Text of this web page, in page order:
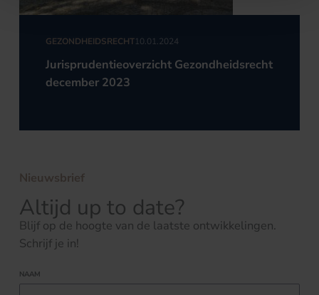
GEZONDHEIDSRECHT10.01.2024
Jurisprudentieoverzicht Gezondheidsrecht
december 2023
Nieuwsbrief
Altijd up to date?
Blijf op de hoogte van de laatste ontwikkelingen.
Schrijf je in!
NAAM